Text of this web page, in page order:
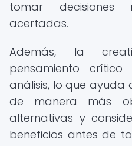
tomar
acertadas.
Además, la
pensamiento
análisis, lo que ayuda
de manera más
alternativas y
beneficios antes de